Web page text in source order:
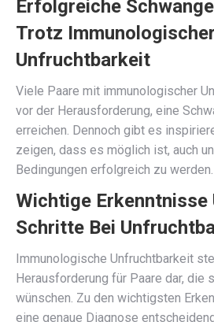
Erfolgreiche
Trotz Immunologischer
Unfruchtbarkeit
Viele Paare mit immunologischer
vor der Herausforderung, eine
erreichen. Dennoch gibt es
zeigen, dass es möglich ist, auch
Bedingungen erfolgreich zu werden.
Wichtige Erkenntnisse
Schritte Bei
Immunologische Unfruchtbarkeit
Herausforderung für Paare dar, die
wünschen. Zu den wichtigsten
eine genaue Diagnose